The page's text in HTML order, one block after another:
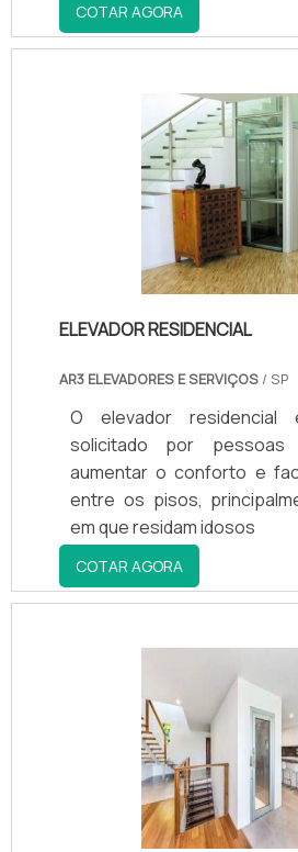
COTAR AGORA
ELEVADOR RESIDENCIAL
AR3 ELEVADORES E SERVIÇOS / SP
O elevador residencial
solicitado por pessoas
aumentar o conforto e
entre os pisos,
em que residam idosos
COTAR AGORA